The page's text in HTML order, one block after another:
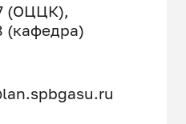
(ОЦЦК),
(кафедра)